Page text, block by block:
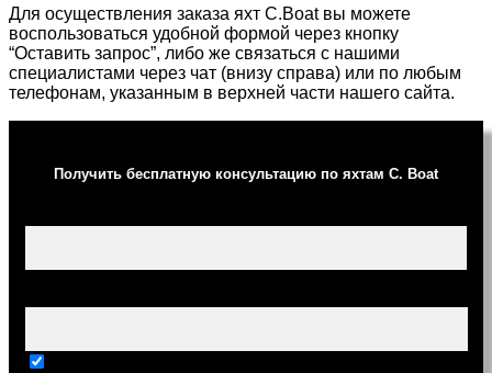
Для осуществления заказа яхт C.Boat вы можете
воспользоваться удобной формой через кнопку
“Оставить запрос”, либо же связаться с нашими
специалистами через чат (внизу справа) или по любым
телефонам, указанным в верхней части нашего сайта.
Получить бесплатную консультацию по яхтам C. Boat